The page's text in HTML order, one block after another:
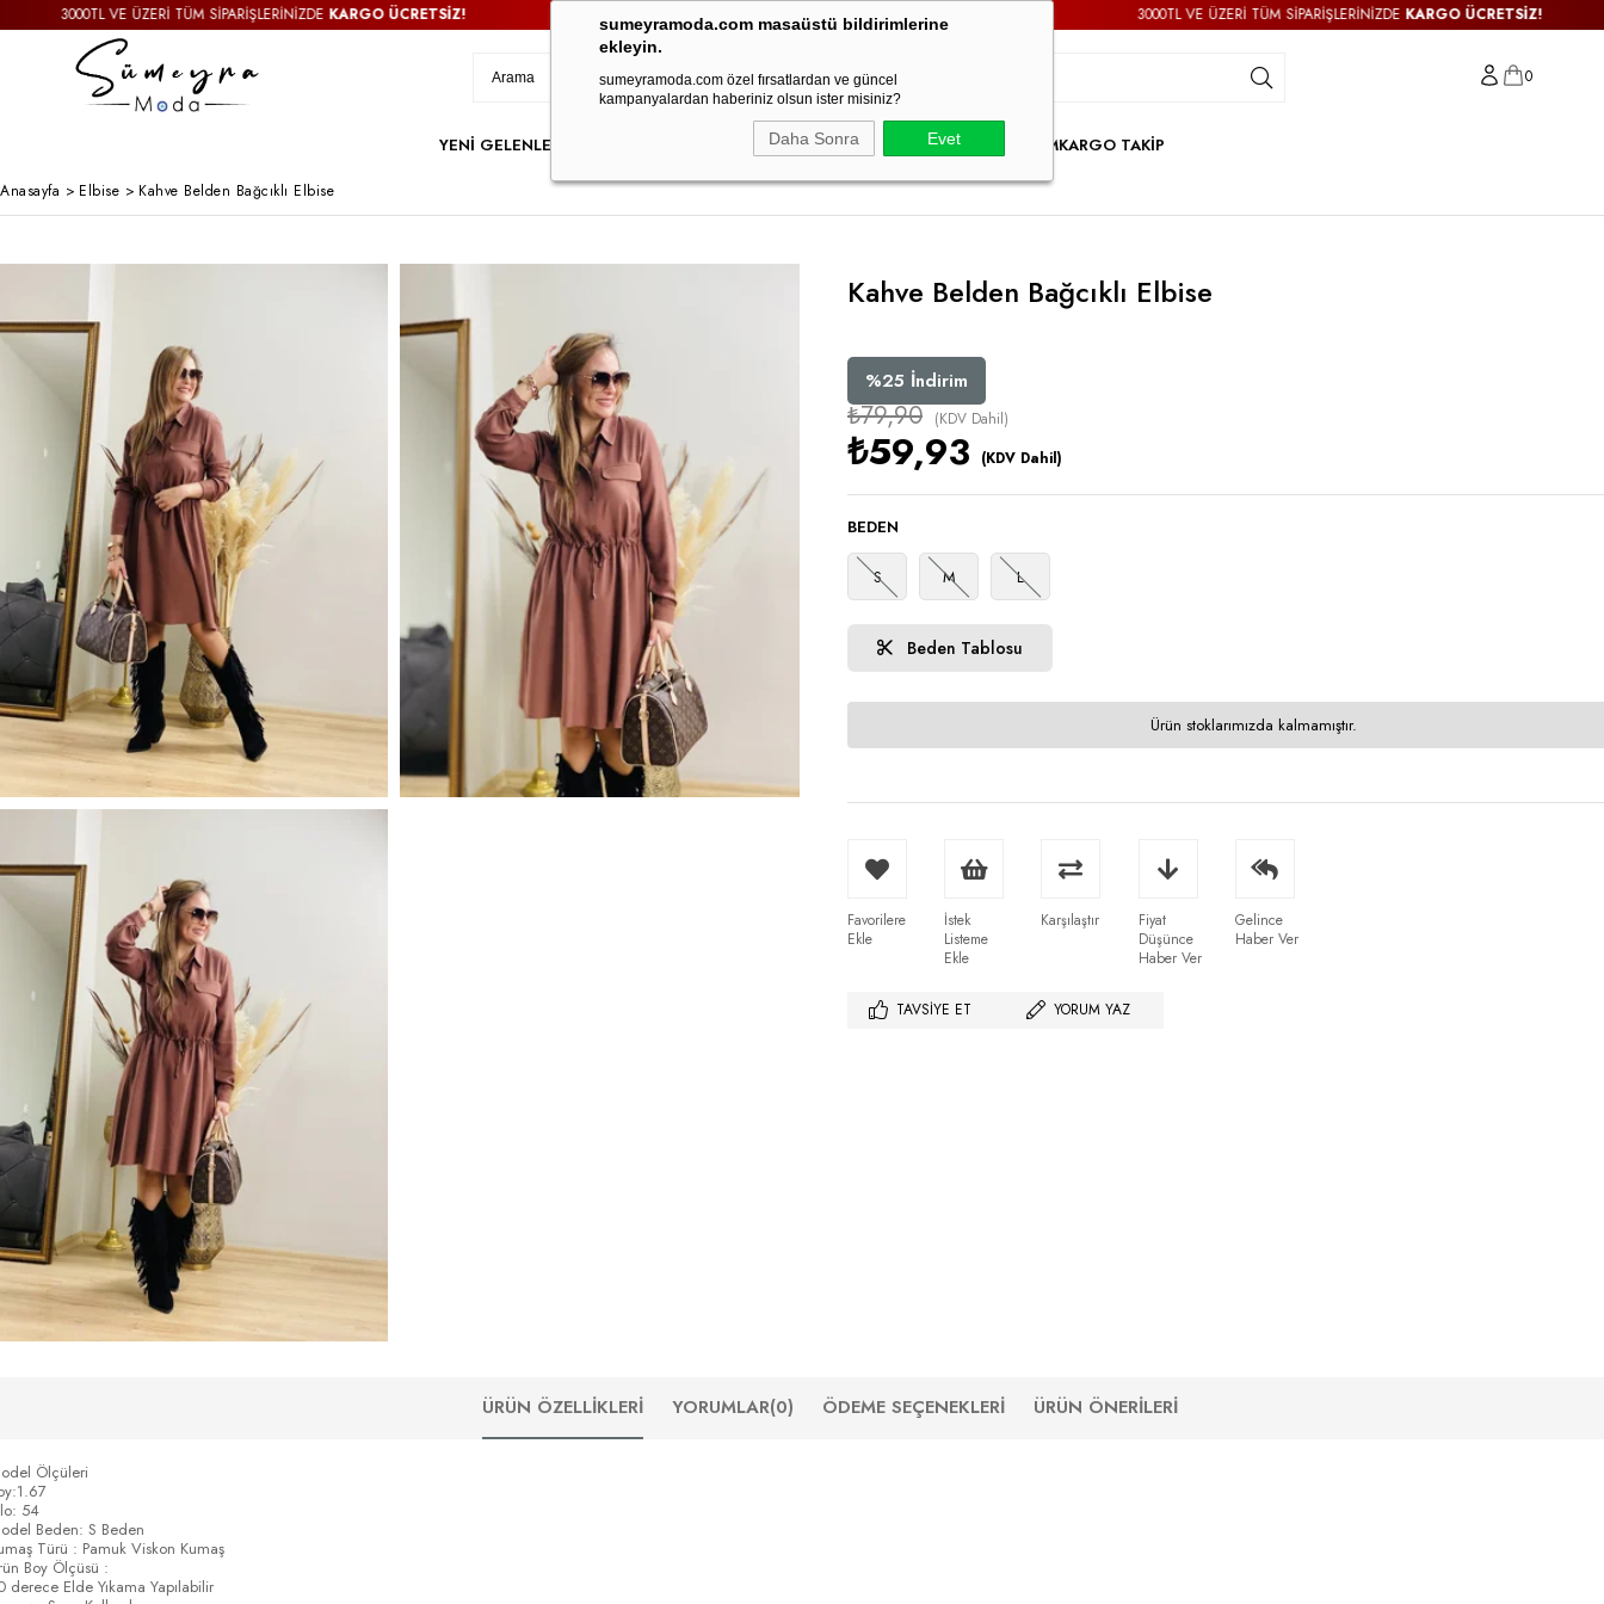
sumeyramoda.com masaüstü bildirimlerine
ekleyin.
sumeyramoda.com özel fırsatlardan ve güncel
kampanyalardan haberiniz olsun ister misiniz?
Daha Sonra Evet
3000TL VE ÜZERİ TÜM SİPARİŞLERİNİZDEKARGO ÜCRETSİZ! 3000TL VE ÜZERİ TÜM SİPARİŞLERİNİZDE KARGO ÜCRETSİZ! 3000TL VE ÜZERİ TÜM SİPARİŞLERİNİZDEKARGO ÜCRETSİZ!
0
YENİ GELENLER ALT GİYİMDIŞ GİYİMTAKIM PARTY WEAR İNDİRİMKARGO TAKİP
Anasayfa > Elbise > Kahve Belden Bağcıklı Elbise
Kahve Belden Bağcıklı Elbise
%25 İndirim
₺79,90 (KDV Dahil)
₺59,93 (KDV Dahil)
BEDEN
S M L
Beden Tablosu
Ürün stoklarımızda kalmamıştır.
Favorilere
Ekle
İstek
Listeme
Ekle
Karşılaştır
Fiyat
Düşünce
Haber Ver
Gelince
Haber Ver
TAVSIYE ET YORUM YAZ
ÜRÜN ÖZELLIKLERI YORUMLAR(0) ÖDEME SEÇENEKLERI ÜRÜN ÖNERILERI
Ölçüleri
54
Beden: S Beden
Türü : Pamuk Viskon Kumaş
Boy Ölçüsü :
derece Elde Yıkama Yapılabilir